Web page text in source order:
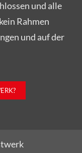
Rahmen
und auf der